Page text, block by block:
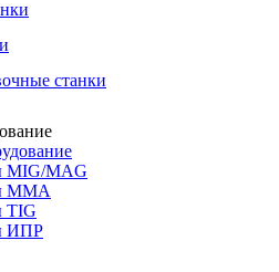
станки
MIG/MAG
MMA
TIG
ИПР